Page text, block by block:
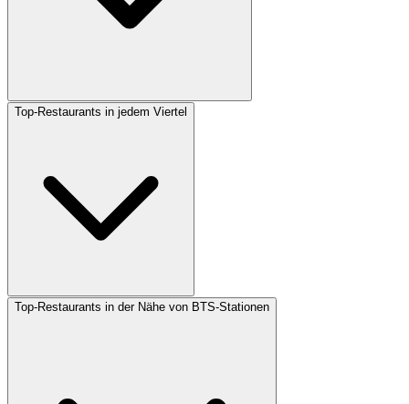
Top-Restaurants in jedem Viertel
Top-Restaurants in der Nähe von BTS-Stationen